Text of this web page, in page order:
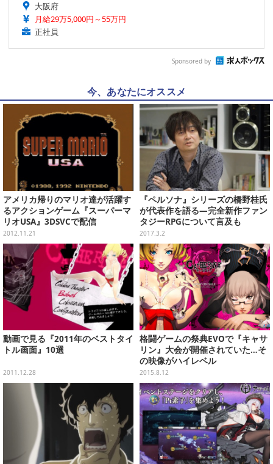
大阪府
月給29万5,000円～55万円
正社員
Sponsored by
今、あなたにオススメ
アメリカ帰りのマリオ達が活躍す
るアクションゲーム『スーパーマ
リオUSA』3DSVCで配信
2012.11.21
『ペルソナ』シリーズの橋野桂氏
が代表作を語る―完全新作ファン
タジーRPGについて言及も
2017.3.2
動画で見る『2011年のベストタイ
トル画面』10選
2011.12.28
格闘ゲームの祭典EVOで『キャサ
リン』大会が開催されていた…そ
の映像がハイレベル
2015.8.12